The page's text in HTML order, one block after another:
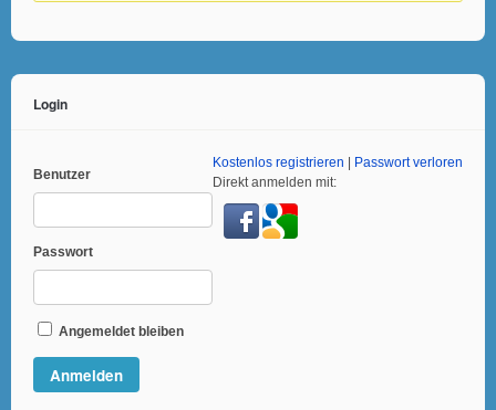
Login
Benutzer
Passwort
Angemeldet bleiben
Kostenlos registrieren
Passwort verloren
Direkt anmelden mit: